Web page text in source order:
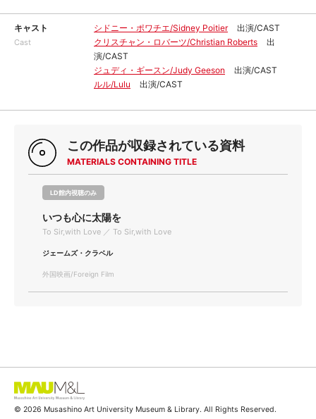
キャスト
Cast
シドニー・ポワチエ/Sidney Poitier
出演/CAST
クリスチャン・ロバーツ/Christian Roberts
出
演/CAST
ジュディ・ギースン/Judy Geeson
出演/CAST
ルル/Lulu
出演/CAST
この作品が収録されている資料
MATERIALS CONTAINING TITLE
LD館内視聴のみ
いつも心に太陽を
To Sir,with Love ／ To Sir,with Love
ジェームズ・クラベル
外国映画/Foreign Film
© 2026 Musashino Art University Museum & Library. All Rights Reserved.